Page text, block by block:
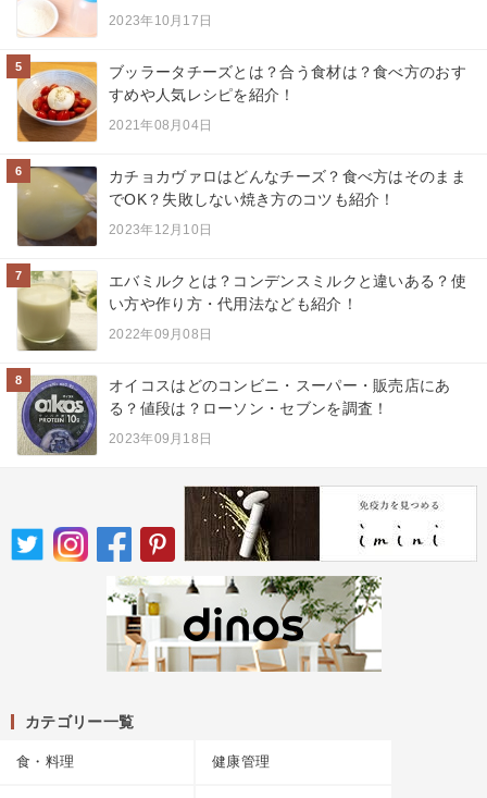
2023年10月17日
5
ブッラータチーズとは？合う食材は？食べ方のおす
すめや人気レシピを紹介！
2021年08月04日
6
カチョカヴァロはどんなチーズ？食べ方はそのまま
でOK？失敗しない焼き方のコツも紹介！
2023年12月10日
7
エバミルクとは？コンデンスミルクと違いある？使
い方や作り方・代用法なども紹介！
2022年09月08日
8
オイコスはどのコンビニ・スーパー・販売店にあ
る？値段は？ローソン・セブンを調査！
2023年09月18日
カテゴリー一覧
食・料理 健康管理